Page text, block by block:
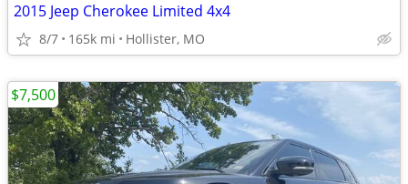
2015 Jeep Cherokee Limited 4x4
8/7 165k mi Hollister, MO
$7,500